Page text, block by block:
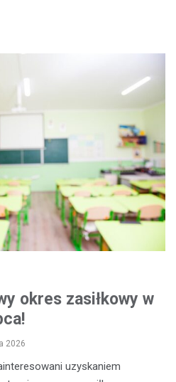
okres zasiłkowy w
2026
uzyskaniem